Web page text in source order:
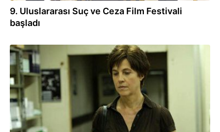
9. Uluslararası Suç ve Ceza Film Festivali
başladı
22.11.2019